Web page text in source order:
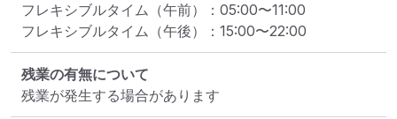
フレキシブルタイム（午前）
： 05:00〜11:00
フレキシブルタイム（午後）
： 15:00〜22:00
残業の有無について
残業が発生する場合があります